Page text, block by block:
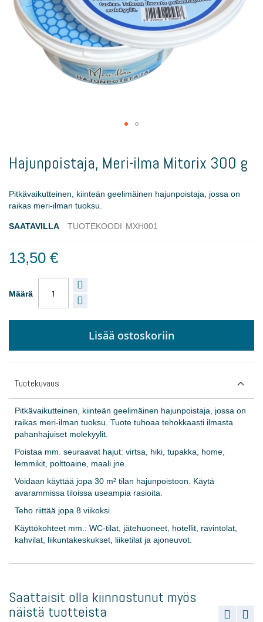
the
beginning
the
images
Hajunpoistaja, Meri-ilma Mitorix 300 g
Pitkävaikutteinen, kiinteän geelimäinen hajunpoistaja, jossa on
raikas meri-ilman tuoksu.
SAATAVILLA TUOTEKOODI MXH001
13,50 €
Määrä
Lisää ostoskoriin
Tuotekuvaus
Pitkävaikutteinen, kiinteän geelimäinen hajunpoistaja, jossa on
raikas meri-ilman tuoksu. Tuote tuhoaa tehokkaasti ilmasta
pahanhajuiset molekyylit.
Poistaa mm. seuraavat hajut: virtsa, hiki, tupakka, home,
lemmikit, polttoaine, maali jne.
Voidaan käyttää jopa 30 m² tilan hajunpoistoon. Käytä
avarammissa tiloissa useampia rasioita.
Teho riittää jopa 8 viikoksi.
Käyttökohteet mm.: WC-tilat, jätehuoneet, hotellit, ravintolat,
kahvilat, liikuntakeskukset, liiketilat ja ajoneuvot.
Saattaisit olla kiinnostunut myös
näistä tuotteista